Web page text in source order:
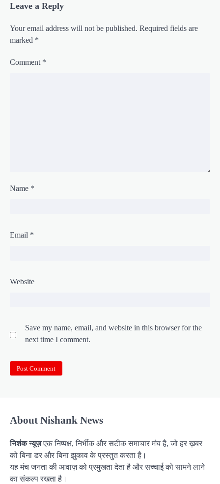
Leave a Reply
Your email address will not be published. Required fields are
marked *
Comment *
Name *
Email *
Website
Save my name, email, and website in this browser for the
next time I comment.
About Nishank News
निशंक न्यूज़एक निष्पक्ष, निर्भीक और सटीक समाचार मंच है, जो हर ख़बर
को बिना डर और बिना झुकाव के प्रस्तुत करता है।
यह मंच जनता की आवाज़ को प्रमुखता देता है और सच्चाई को सामने लाने
का संकल्प रखता है।